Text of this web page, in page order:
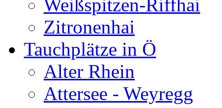
Weißspitzen-Riffhai
Zitronenhai
Tauchplätze in Ö
Alter Rhein
Attersee - Weyregg